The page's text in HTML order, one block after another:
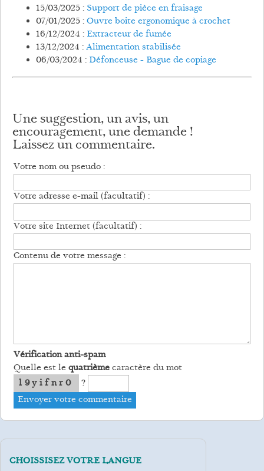
15/03/2025 : Support de pièce en fraisage
07/01/2025 :Ouvre boite ergonomique à crochet
16/12/2024 : Extracteur de fumée
13/12/2024 :Alimentation stabilisée
06/03/2024 : Défonceuse - Bague de copiage
Une suggestion, un avis, un
encouragement, une demande !
Laissez un commentaire.
Votre nom ou pseudo :
Votre adresse e-mail (facultatif) :
Votre site Internet (facultatif) :
Contenu de votre message :
Vérification anti-spam
Quelle est le quatrièmecaractère du mot
l9yifnr0
?
CHOISSISEZ VOTRE LANGUE